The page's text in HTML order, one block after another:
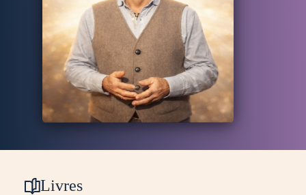
Livres